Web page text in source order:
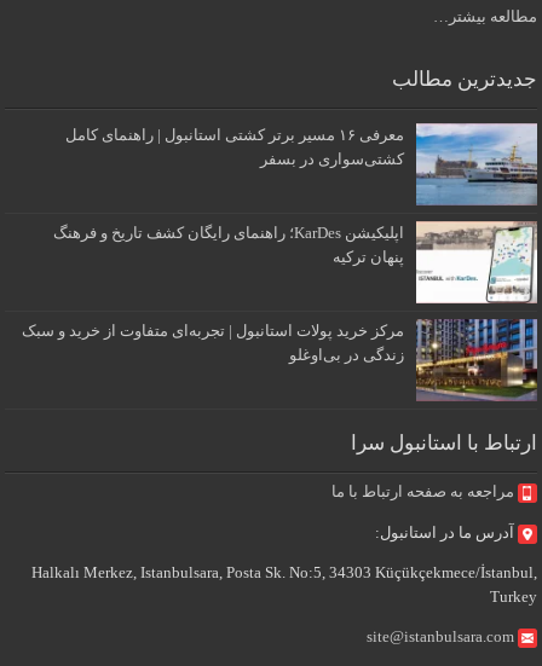
مطالعه بیشتر…
جدیدترین مطالب
معرفی ۱۶ مسیر برتر کشتی استانبول | راهنمای کامل
کشتی‌سواری در بسفر
اپلیکیشن KarDes؛ راهنمای رایگان کشف تاریخ و فرهنگ
پنهان ترکیه
مرکز خرید پولات استانبول | تجربه‌ای متفاوت از خرید و سبک
زندگی در بی‌اوغلو
ارتباط با استانبول سرا
مراجعه به صفحه ارتباط با ما
آدرس ما در استانبول:
Halkalı Merkez, Istanbulsara, Posta Sk. No:5, 34303 Küçükçekmece/İstanbul,
Turkey
site@istanbulsara.com